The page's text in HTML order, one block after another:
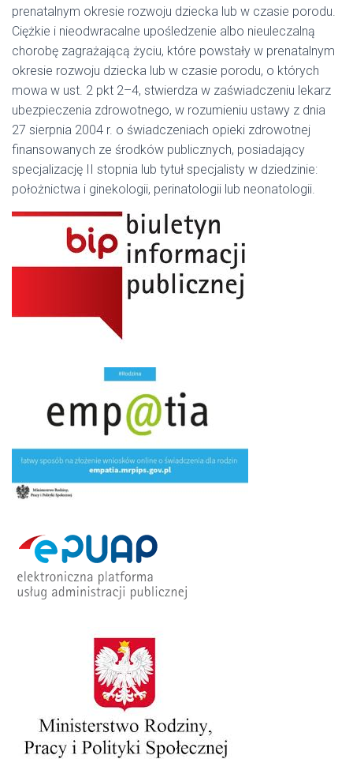
prenatalnym okresie rozwoju dziecka lub w czasie porodu.
Ciężkie i nieodwracalne upośledzenie albo nieuleczalną
chorobę zagrażającą życiu, które powstały w prenatalnym
okresie rozwoju dziecka lub w czasie porodu, o których
mowa w ust. 2 pkt 2–4, stwierdza w zaświadczeniu lekarz
ubezpieczenia zdrowotnego, w rozumieniu ustawy z dnia
27 sierpnia 2004 r. o świadczeniach opieki zdrowotnej
finansowanych ze środków publicznych, posiadający
specjalizację II stopnia lub tytuł specjalisty w dziedzinie:
położnictwa i ginekologii, perinatologii lub neonatologii.